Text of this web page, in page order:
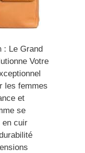
: Le Grand
Votre
les femmes
et
se
en cuir